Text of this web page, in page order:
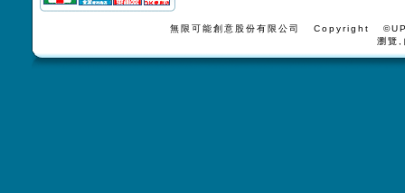
無限可能創意股份有限公司 Copyright
瀏